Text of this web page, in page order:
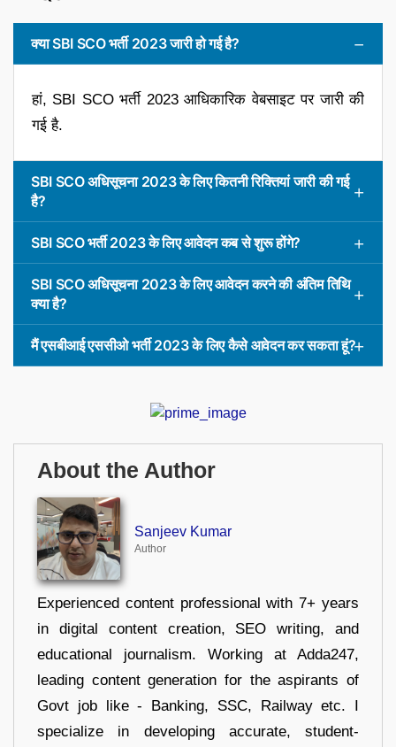
क्या SBI SCO भर्ती 2023 जारी हो गई है?
हां, SBI SCO भर्ती 2023 आधिकारिक वेबसाइट पर जारी की
गई है.
SBI SCO अधिसूचना 2023 के लिए कितनी रिक्तियां जारी की गई
है?
SBI SCO भर्ती 2023 के लिए आवेदन कब से शुरू होंगे?
SBI SCO अधिसूचना 2023 के लिए आवेदन करने की अंतिम तिथि
क्या है?
मैं एसबीआई एससीओ भर्ती 2023 के लिए कैसे आवेदन कर सकता हूं?
About the Author
Sanjeev Kumar
Author
Experienced content professional with 7+ years
in digital content creation, SEO writing, and
educational journalism. Working at Adda247,
leading content generation for the aspirants of
Govt job like - Banking, SSC, Railway etc. I
specialize in developing accurate, student-